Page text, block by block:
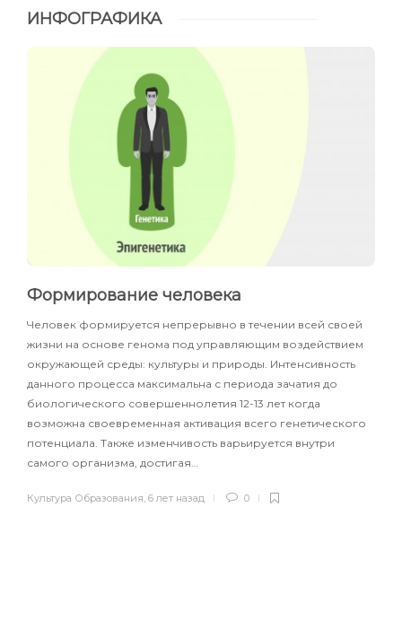
ИНФОГРАФИКА
Формирование человека
Человек формируется непрерывно в течении всей своей
жизни на основе генома под управляющим воздействием
окружающей среды: культуры и природы. Интенсивность
данного процесса максимальна с периода зачатия до
биологического совершеннолетия 12-13 лет когда
возможна своевременная активация всего генетического
потенциала. Также изменчивость варьируется внутри
самого организма, достигая…
Культура Образования, 6 лет назад 0